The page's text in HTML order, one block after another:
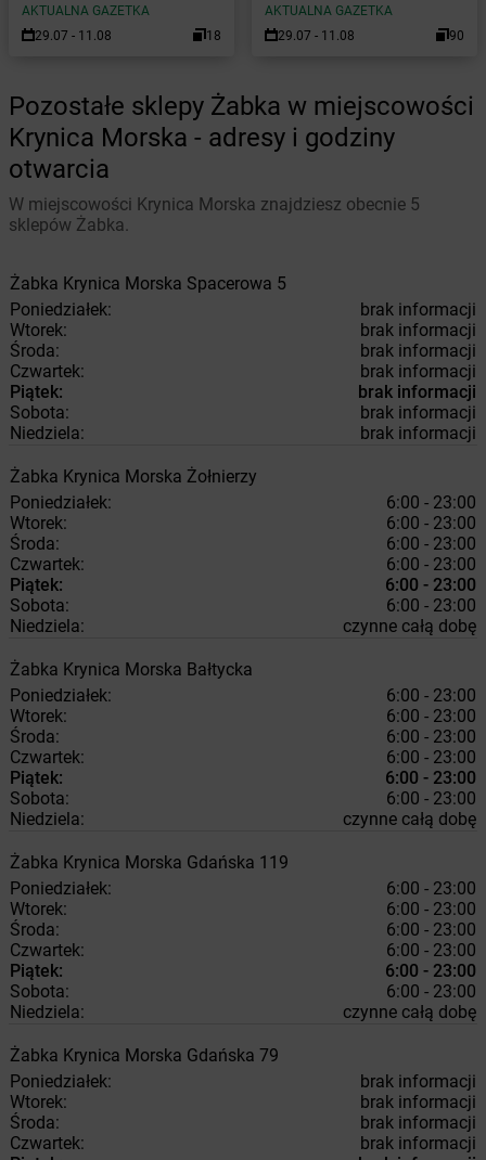
AKTUALNA GAZETKA
29.07 - 11.08
18
AKTUALNA GAZETKA
29.07 - 11.08
90
Pozostałe sklepy Żabka w miejscowości
Krynica Morska - adresy i godziny
otwarcia
W miejscowości Krynica Morska znajdziesz obecnie 5
sklepów Żabka.
Żabka Krynica Morska Spacerowa 5
Poniedziałek:
brak informacji
Wtorek:
brak informacji
Środa:
brak informacji
Czwartek:
brak informacji
Piątek:
brak informacji
Sobota:
brak informacji
Niedziela:
brak informacji
Żabka Krynica Morska Żołnierzy
Poniedziałek:
6:00 - 23:00
Wtorek:
6:00 - 23:00
Środa:
6:00 - 23:00
Czwartek:
6:00 - 23:00
Piątek:
6:00 - 23:00
Sobota:
6:00 - 23:00
Niedziela:
czynne całą dobę
Żabka Krynica Morska Bałtycka
Poniedziałek:
6:00 - 23:00
Wtorek:
6:00 - 23:00
Środa:
6:00 - 23:00
Czwartek:
6:00 - 23:00
Piątek:
6:00 - 23:00
Sobota:
6:00 - 23:00
Niedziela:
czynne całą dobę
Żabka Krynica Morska Gdańska 119
Poniedziałek:
6:00 - 23:00
Wtorek:
6:00 - 23:00
Środa:
6:00 - 23:00
Czwartek:
6:00 - 23:00
Piątek:
6:00 - 23:00
Sobota:
6:00 - 23:00
Niedziela:
czynne całą dobę
Żabka Krynica Morska Gdańska 79
Poniedziałek:
brak informacji
Wtorek:
brak informacji
Środa:
brak informacji
Czwartek:
brak informacji